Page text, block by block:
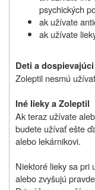
psychických
ak užívate
ak užívate
Deti a dospievajúci
Zoleptil nesmú
Iné lieky a Zoleptil
Ak teraz užívate
budete užívať ešte
alebo lekárnikovi.
Niektoré lieky sa pri
alebo zvyšujú